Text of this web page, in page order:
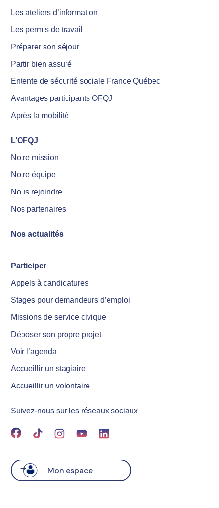
Les ateliers d’information
Les permis de travail
Préparer son séjour
Partir bien assuré
Entente de sécurité sociale France Québec
Avantages participants OFQJ
Après la mobilité
L’OFQJ
Notre mission
Notre équipe
Nous rejoindre
Nos partenaires
Nos actualités
Participer
Appels à candidatures
Stages pour demandeurs d’emploi
Missions de service civique
Déposer son propre projet
Voir l’agenda
Accueillir un stagiaire
Accueillir un volontaire
Suivez-nous sur les réseaux sociaux
Mon espace